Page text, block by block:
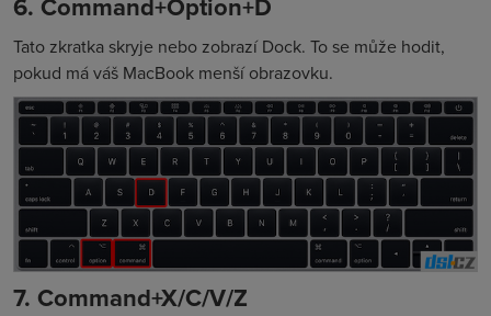
Tato zkratka skryje nebo zobrazí Dock. To se může hodit,
pokud má váš MacBook menší obrazovku.
7. Command+X/C/V/Z